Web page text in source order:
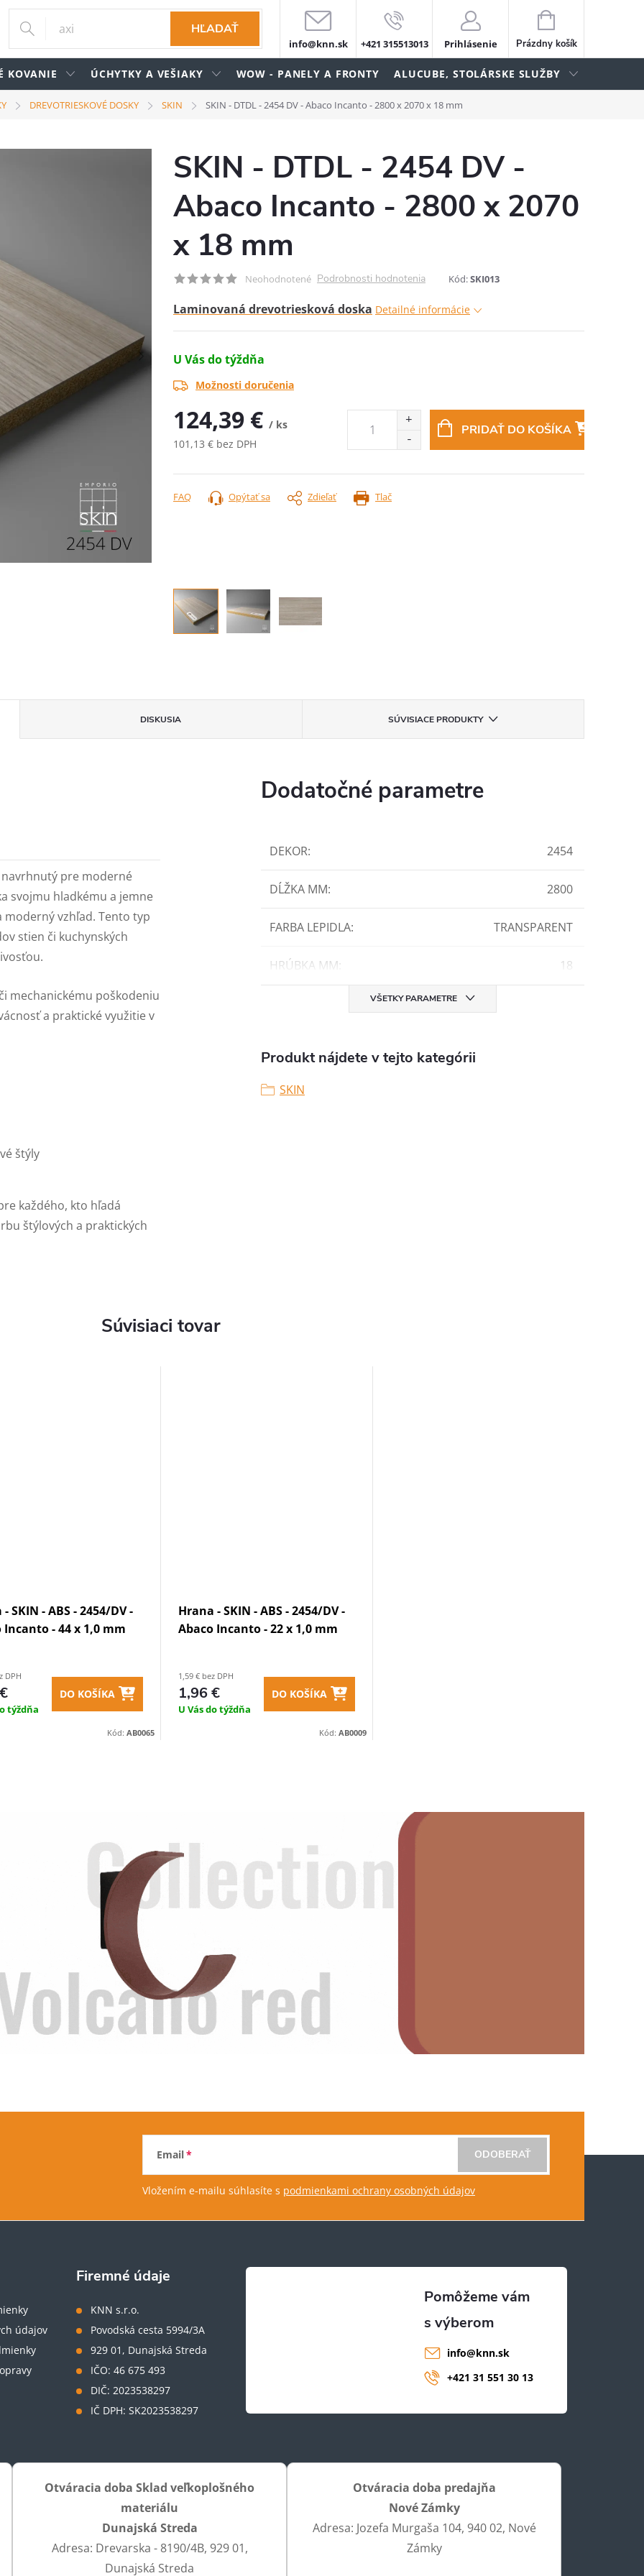
HĽADAŤ
info@knn.sk +421 315513013 Prihlásenie
NÁKUPNÝ
KOŠÍK
Prázdny košík
KOVANIE ÚCHYTKY A VEŠIAKY WOW - PANELY A FRONTY ALUCUBE, STOLÁRSKE SLUŽBY
DREVOTRIESKOVÉ DOSKY SKIN SKIN - DTDL - 2454 DV - Abaco Incanto - 2800 x 2070 x 18 mm
SKIN - DTDL - 2454 DV -
Abaco Incanto - 2800 x 2070
x 18 mm
Neohodnotené Podrobnosti hodnotenia Kód:SKI013
Laminovaná drevotriesková doska Detailné informácie
U Vás do týždňa
Možnosti doručenia
124,39 € / ks
101,13 € bez DPH
cena:
PRIDAŤ DO KOŠÍKA
Tlač
Opýtať sa Zdieľať
FAQ
DISKUSIA SÚVISIACE PRODUKTY
pre moderné
svojmu hladkému a jemne
vzhľad. Tento typ
stien či kuchynských
mechanickému poškodeniu
a praktické využitie v
štýly
každého, kto hľadá
štýlových a praktických
Dodatočné parametre
DEKOR: 2454
DĹŽKA MM: 2800
FARBA LEPIDLA: TRANSPARENT
HRÚBKA MM: 18
VŠETKY PARAMETRE
Produkt nájdete v tejto kategórii
SKIN
Súvisiaci tovar
SKIN - ABS - 2454/DV -
Incanto - 44 x 1,0 mm
DPH
týždňa
DO KOŠÍKA
Kód: AB0065
Hrana - SKIN - ABS - 2454/DV -
Abaco Incanto - 22 x 1,0 mm
1,59 € bez DPH
1,96 €
U Vás do týždňa
DO KOŠÍKA
Kód: AB0009
Email
Vložením e-mailu súhlasíte s podmienkami ochrany osobných údajov
ODOBERAŤ
údajov
Firemné údaje
KNN s.r.o.
Povodská cesta 5994/3A
929 01, Dunajská Streda
IČO: 46 675 493
DIČ: 2023538297
IČ DPH: SK2023538297
info@knn.sk
+421 31 551 30 13
Otváracia doba Sklad veľkoplošného
materiálu
Dunajská Streda
Adresa: Drevarska - 8190/4B, 929 01,
Dunajská Streda
Otváracia doba predajňa
Nové Zámky
Adresa: Jozefa Murgaša 104, 940 02, Nové
Zámky